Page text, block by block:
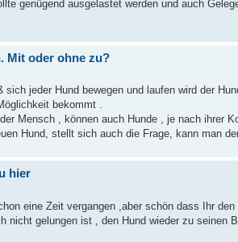
genügend ausgelastet werden und auch
Mit oder ohne zu?
sich jeder Hund bewegen und laufen wird der
bekommt .
Mensch , können auch Hunde , je nach ihrer
Hund, stellt sich auch die Frage, kann man
hier
eine Zeit vergangen ,aber schön dass Ihr den
nicht gelungen ist , den Hund wieder zu seinen